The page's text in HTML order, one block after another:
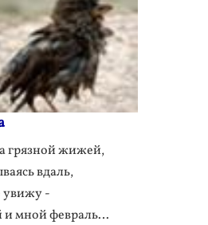
грязной жижей,
вдаль,
увижу -
и мной февраль…